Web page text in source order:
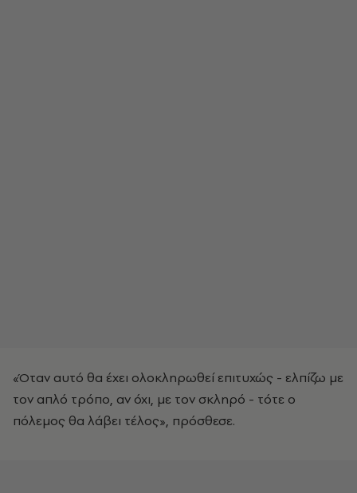
«Όταν αυτό θα έχει ολοκληρωθεί επιτυχώς - ελπίζω με
τον απλό τρόπο, αν όχι, με τον σκληρό - τότε ο
πόλεμος θα λάβει τέλος», πρόσθεσε.